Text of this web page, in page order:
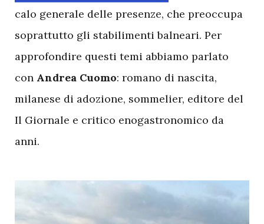
calo generale delle presenze, che preoccupa
soprattutto gli stabilimenti balneari. Per
approfondire questi temi abbiamo parlato
con Andrea Cuomo: romano di nascita,
milanese di adozione, sommelier, editore del
Il Giornale e critico enogastronomico da
anni.